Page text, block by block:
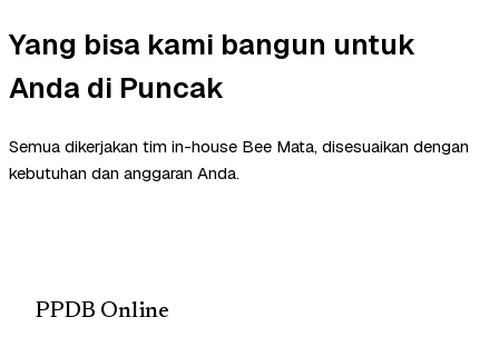
Yang bisa kami bangun untuk
Anda di Puncak
Semua dikerjakan tim in-house Bee Mata, disesuaikan dengan
kebutuhan dan anggaran Anda.
PPDB Online